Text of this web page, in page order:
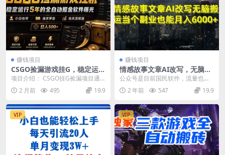
赚钱项目
CSGO捡漏游戏挂G，稳定运行
5年的全自动掘金软件曝光，
小白也可当天学会，当天见收
益，日入500+
项目介绍： CSGO挂G捡漏项目通
过利用游戏饰品交易机制，结合薄
凉软件辅助捡漏，...
2 月前 495 19.9
赚钱项目
情感故事文章AI改写，无脑搬
运，当个副业也能月入6000+
公众号是目前国民软件，流量也是
非常之大，并且目前的微信对公众
号的扶持力度也是很大...
2 年前 547 19.9
VIP VIP